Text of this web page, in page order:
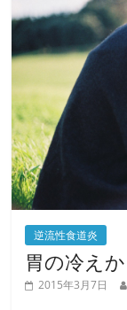
o
k
逆流性食道炎
胃の冷え
2015年3月7日